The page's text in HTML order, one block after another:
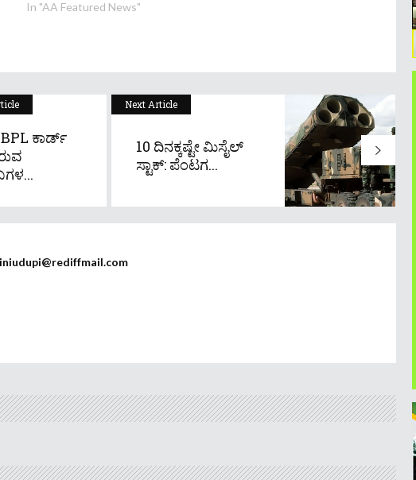
In "AA Featured News"
ಕಾರ್ಡ್
Next Article
10 ದಿನಕ್ಕಷ್ಟೇ ಮಿಸೈಲ್
ಸ್ಟಾಕ್: ಪೆಂಟಗ...